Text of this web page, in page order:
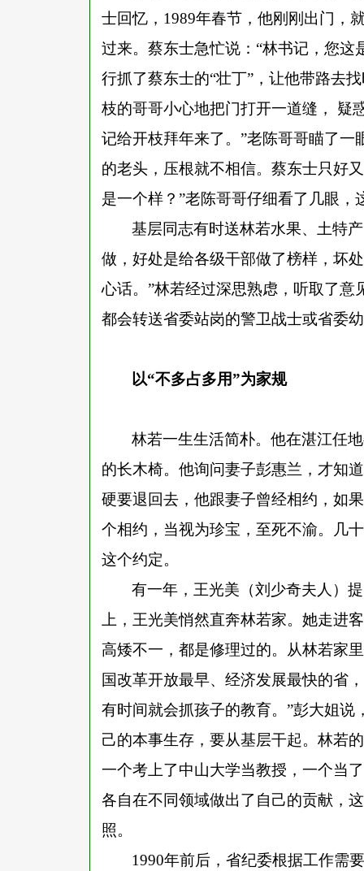
士回忆， 1989年春节，他刚刚出门，
过来。蔡东士急忙说：“林书记，您这
行抓了蔡东士的“壮丁”，让他带路去
枝的哥哥小心地把门打开一道缝， 疑
记给开枝拜年来了。”老陈哥哥瞄了
的老头，压根就不相信。蔡东士只好
是一个样？”老陈哥哥仔细看了几眼，
基层同志有时送林若水果、土特
做，好处是给各级干部做了榜样，坏
心话。”林若经过深思熟虑，听取了
都会转送省委站岗的警卫战士或省委
以“不多占多用”为家规
林若一生生活简朴。他在湛江任
的长木椅。他询问妻子彭惠兰，才知
硬要退回去，他跟妻子曾经相约，如
个相约，当视为珍宝，至死不渝。几
这个约定。
有一年，王光美（刘少奇夫人）
上，王光美悄然直奔林若家。她走进
高矮不一，都是修理过的。从林若家
国改革开放最早、经济发展最快的省
有时间就会抓孩子的教育。”彭大姐
己的本事生存，要从基层干起。林若
一个考上了中山大学当教授，一个当
各自在不同领域做出了自己的贡献，
照。
1990年前后，省纪委根据工作需